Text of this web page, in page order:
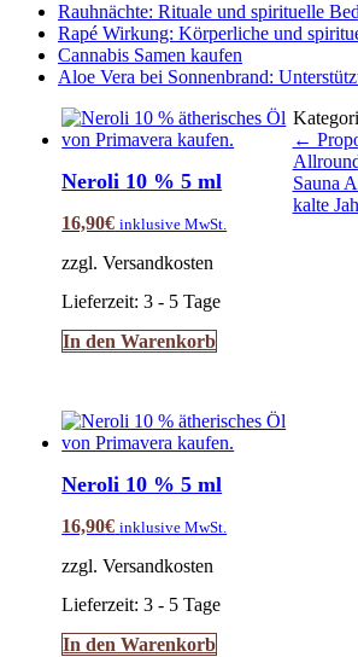
Rauhnächte: Rituale und spirituelle
Rapé Wirkung: Körperliche und
Cannabis Samen kaufen
Aloe Vera bei Sonnenbrand:
Neroli 10 % 5 ml
16,90€ inklusive MwSt.
zzgl. Versandkosten
Lieferzeit:3 - 5 Tage
In den Warenkorb
Neroli 10 % 5 ml
16,90€ inklusive MwSt.
zzgl. Versandkosten
Lieferzeit:3 - 5 Tage
In den Warenkorb
Posts
navigation
←
Sauna
kalte